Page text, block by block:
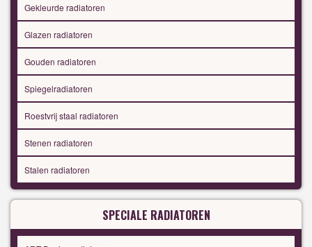
Gekleurde radiatoren
Glazen radiatoren
Gouden radiatoren
Spiegelradiatoren
Roestvrij staal radiatoren
Stenen radiatoren
Stalen radiatoren
SPECIALE RADIATOREN